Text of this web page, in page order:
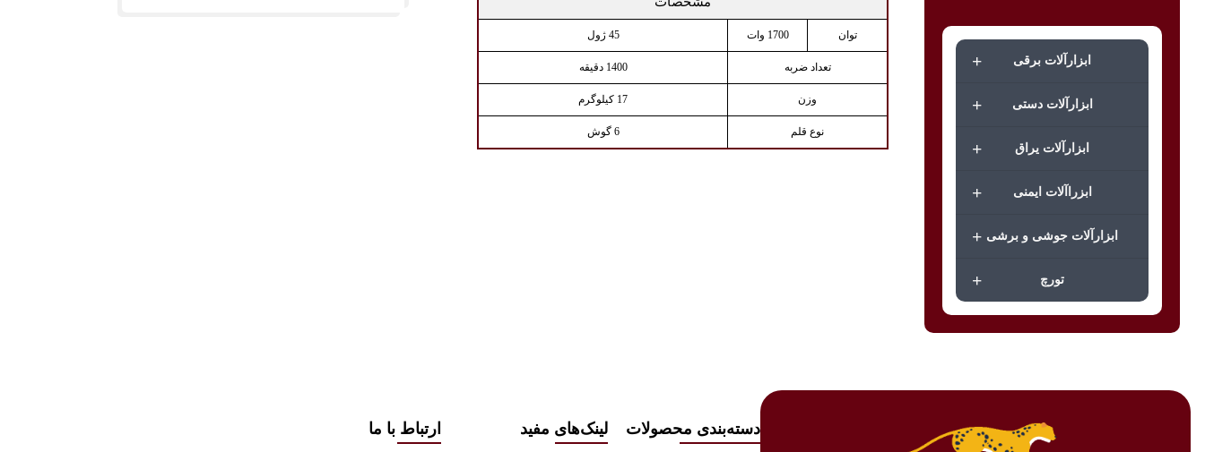
+ ابزارآلات برقی
+ ابزارآلات دستی
+ ابزارآلات یراق
+ ابزراآلات ایمنی
+ ابزارآلات جوشی و برشی
+ تورچ
توان 1700 وات 45 ژول
تعداد ضربه 1400 دقیقه
وزن 17 کیلوگرم
نوع قلم 6 گوش
دسته‌بندی محصولات لینک‌های مفید ارتباط با ما